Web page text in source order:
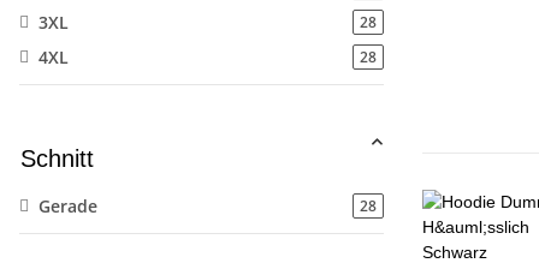
3XL 28
4XL 28
Schnitt
Gerade 28